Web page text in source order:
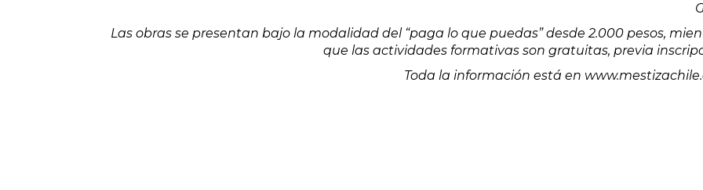
Las obras se presentan bajo la modalidad del “paga lo que puedas” desde 2.000 pesos,
que las actividades formativas son gratuitas, previa
Toda la información está en